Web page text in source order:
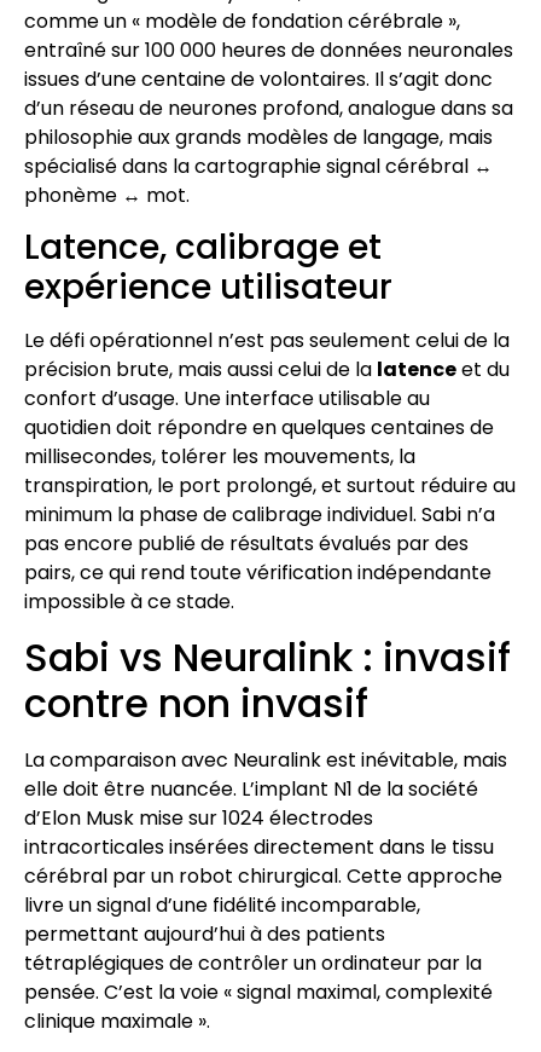
comme un « modèle de fondation cérébrale »,
entraîné sur 100 000 heures de données neuronales
issues d’une centaine de volontaires. Il s’agit donc
d’un réseau de neurones profond, analogue dans sa
philosophie aux grands modèles de langage, mais
spécialisé dans la cartographie signal cérébral ↔
phonème ↔ mot.
Latence, calibrage et
expérience utilisateur
Le défi opérationnel n’est pas seulement celui de la
précision brute, mais aussi celui de la latenceet du
confort d’usage. Une interface utilisable au
quotidien doit répondre en quelques centaines de
millisecondes, tolérer les mouvements, la
transpiration, le port prolongé, et surtout réduire au
minimum la phase de calibrage individuel. Sabi n’a
pas encore publié de résultats évalués par des
pairs, ce qui rend toute vérification indépendante
impossible à ce stade.
Sabi vs Neuralink : invasif
contre non invasif
La comparaison avec Neuralink est inévitable, mais
elle doit être nuancée. L’implant N1 de la société
d’Elon Musk mise sur 1024 électrodes
intracorticales insérées directement dans le tissu
cérébral par un robot chirurgical. Cette approche
livre un signal d’une fidélité incomparable,
permettant aujourd’hui à des patients
tétraplégiques de contrôler un ordinateur par la
pensée. C’est la voie « signal maximal, complexité
clinique maximale ».